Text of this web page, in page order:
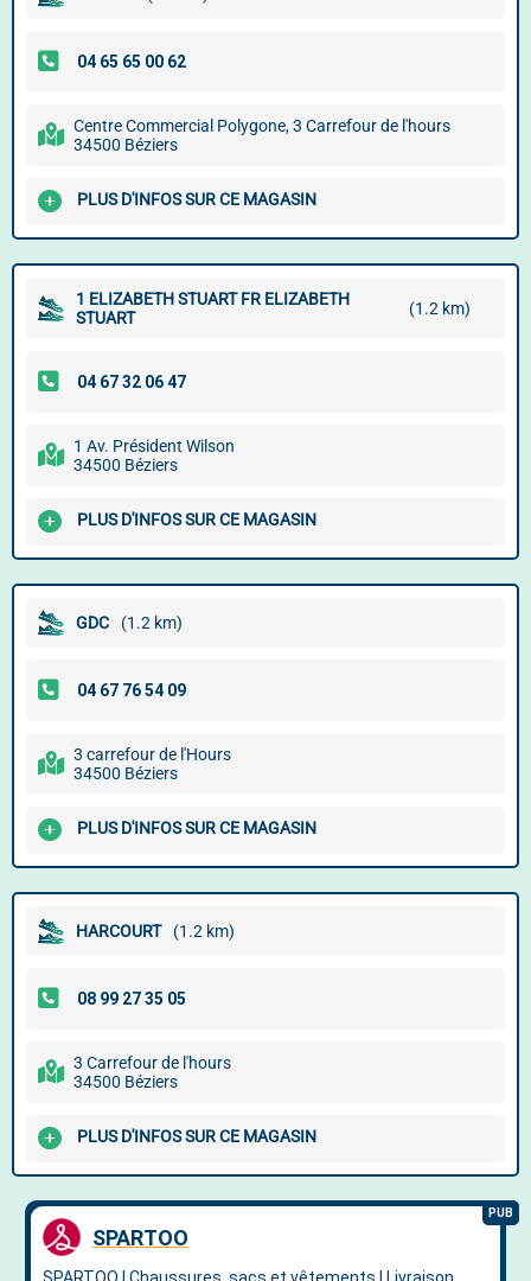
Centre Commercial Polygone, 3 Carrefour de l'hours
34500 Béziers
PLUS D'INFOS SUR CE MAGASIN
1 ELIZABETH STUART FR ELIZABETH
STUART
(1.2 km)
1 Av. Président Wilson
34500 Béziers
PLUS D'INFOS SUR CE MAGASIN
GDC (1.2 km)
3 carrefour de l'Hours
34500 Béziers
PLUS D'INFOS SUR CE MAGASIN
HARCOURT (1.2 km)
3 Carrefour de l'hours
34500 Béziers
PLUS D'INFOS SUR CE MAGASIN